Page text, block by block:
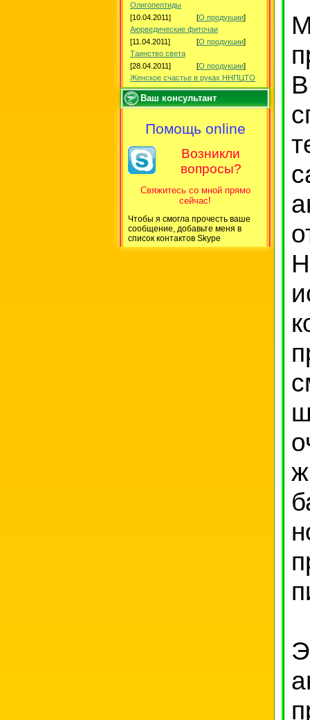
Олигопептиды
[10.04.2011]
[О продукции]
Аюрведические фиточаи
[11.04.2011]
[О продукции]
Таинство света
[28.04.2011]
[О продукции]
Женское счастье в руках ННПЦТО
Ваш консультант
Помощь online
Возникли
вопросы?
Свяжитесь со мной прямо
сейчас!
Чтобы я смогла прочесть ваше
сообщение, добавьте меня в
список контактов Skype